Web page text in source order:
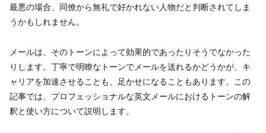
最悪の場合、同僚から無礼で好かれない人物だと判断されてしま
うかもしれません。
メールは、そのトーンによって効果的であったりそうでなかった
りします。丁寧で明瞭なトーンでメールを送れるかどうかが、キ
ャリアを加速させることも、足かせになることもあります。この
記事では、プロフェッショナルな英文メールにおけるトーンの解
釈と使い方について説明します。